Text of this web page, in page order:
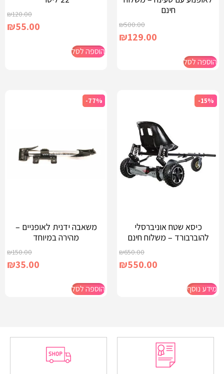
חינם
₪500.00
₪129.00
הוספה לסל
₪120.00
₪55.00
הוספה לסל
-15%
כיסא שטח אוניברסלי
להוברבורד – משלוח חינם
₪650.00
₪550.00
מידע נוסף
-77%
משאבה ידנית לאופניים –
מהירה במיוחד
₪150.00
₪35.00
הוספה לסל